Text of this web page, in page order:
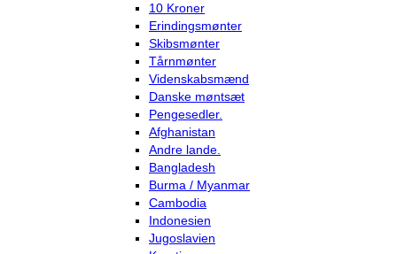
10 Kroner
Erindingsmønter
Skibsmønter
Tårnmønter
Videnskabsmænd
Danske møntsæt
Pengesedler.
Afghanistan
Andre lande.
Bangladesh
Burma / Myanmar
Cambodia
Indonesien
Jugoslavien